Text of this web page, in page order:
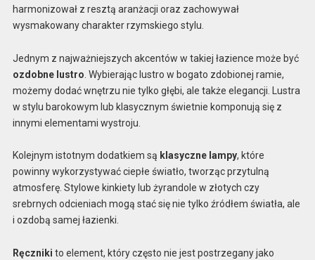
harmonizował z resztą aranżacji oraz zachowywał
wysmakowany charakter rzymskiego stylu.
Jednym z najważniejszych akcentów w takiej łazience może być
ozdobne lustro . Wybierając lustro w bogato zdobionej ramie,
możemy dodać wnętrzu nie tylko głębi, ale także elegancji. Lustra
w stylu barokowym lub klasycznym świetnie komponują się z
innymi elementami wystroju.
Kolejnym istotnym dodatkiem są klasyczne lampy, które
powinny wykorzystywać ciepłe światło, tworząc przytulną
atmosferę. Stylowe kinkiety lub żyrandole w złotych czy
srebrnych odcieniach mogą stać się nie tylko źródłem światła, ale
i ozdobą samej łazienki.
Ręczniki to element, który często nie jest postrzegany jako